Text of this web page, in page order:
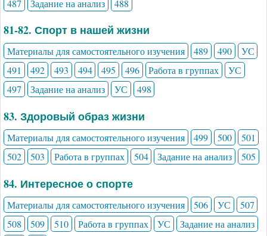
487
Задание на анализ 488
81-82. Спорт в нашей жизни
Материалы для самостоятельного изучения 489 490
УС
491
492 493 494 495 496 Работа в группах
УС
497
Задание на анализ УС 498
83. Здоровый образ жизни
Материалы для самостоятельного изучения 499 500
501
502
503 Работа в группах 504 Задание на анализ 505
84. Интересное о спорте
Материалы для самостоятельного изучения 506 УС
507
508
509 510 Работа в группах УС
Задание на анализ